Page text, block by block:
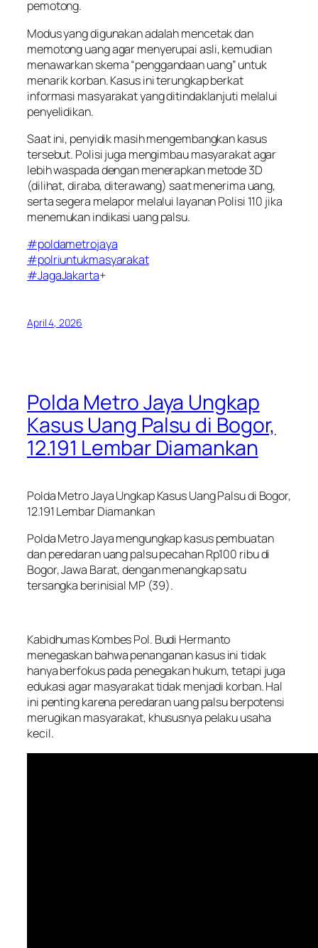
pemotong.
Modus yang digunakan adalah mencetak dan
memotong uang agar menyerupai asli, kemudian
menawarkan skema “penggandaan uang” untuk
menarik korban. Kasus ini terungkap berkat
informasi masyarakat yang ditindaklanjuti melalui
penyelidikan.
Saat ini, penyidik masih mengembangkan kasus
tersebut. Polisi juga mengimbau masyarakat agar
lebih waspada dengan menerapkan metode 3D
(dilihat, diraba, diterawang) saat menerima uang,
serta segera melapor melalui layanan Polisi 110 jika
menemukan indikasi uang palsu.
#poldametrojaya
#polriuntukmasyarakat
#JagaJakarta+
April 4, 2026
Polda Metro Jaya Ungkap
Kasus Uang Palsu di Bogor,
12.191 Lembar Diamankan
Polda Metro Jaya Ungkap Kasus Uang Palsu di Bogor,
12.191 Lembar Diamankan
Polda Metro Jaya mengungkap kasus pembuatan
dan peredaran uang palsu pecahan Rp100 ribu di
Bogor, Jawa Barat, dengan menangkap satu
tersangka berinisial MP (39).
Kabidhumas Kombes Pol. Budi Hermanto
menegaskan bahwa penanganan kasus ini tidak
hanya berfokus pada penegakan hukum, tetapi juga
edukasi agar masyarakat tidak menjadi korban. Hal
ini penting karena peredaran uang palsu berpotensi
merugikan masyarakat, khususnya pelaku usaha
kecil.